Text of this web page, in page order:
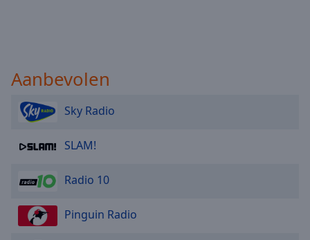
Aanbevolen
Sky Radio
SLAM!
Radio 10
Pinguin Radio